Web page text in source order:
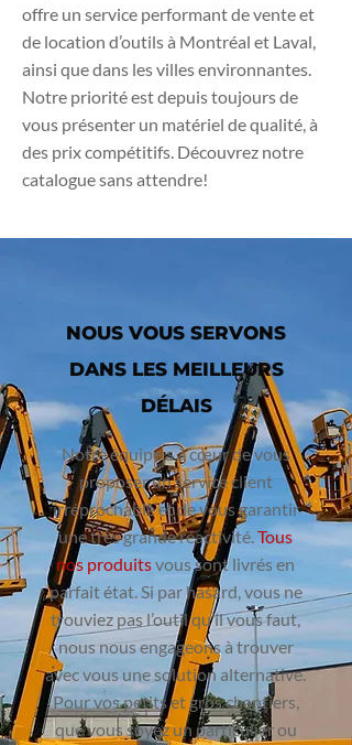
offre un service performant de vente et
de location d’outils à Montréal et Laval,
ainsi que dans les villes environnantes.
Notre priorité est depuis toujours de
vous présenter un matériel de qualité, à
des prix compétitifs. Découvrez notre
catalogue sans attendre!
NOUS VOUS SERVONS
DANS LES MEILLEURS
DÉLAIS
Notre équipe a à cœur de vous
proposer un service client
irréprochable et de vous garantir
une très grande réactivité.Tous
nos produitsvous sont livrés en
parfait état. Si par hasard, vous ne
trouviez pas l’outil qu’il vous faut,
nous nous engageons à trouver
avec vous une solution alternative.
Pour vos petits et gros chantiers,
que vous soyez un particulier ou